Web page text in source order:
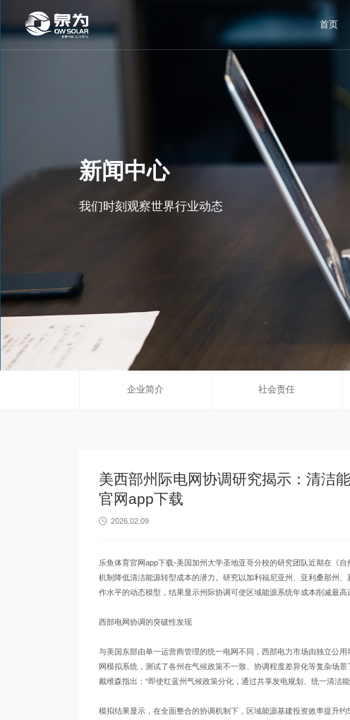
首页
新闻中心
我们时刻观察世界行业动态
企业简介 社会责任
美西部州际电网协调研究揭示：清洁
官网app下载
 2026.02.09
乐鱼体育官网app下载-美国加州大学圣地亚哥分校的研究团队近期在《
机制降低清洁能源转型成本的潜力。研究以加利福尼亚州、亚利桑那州
作水平的动态模型，结果显示州际协调可使区域能源系统年成本削减最高
西部电网协调的突破性发现
与美国东部由单一运营商管理的统一电网不同，西部电力市场由独立公
网模拟系统，测试了各州在气候政策不一致、协调程度差异化等复杂场
戴维森指出：“即使红蓝州气候政策分化，通过共享发电规划、统一清洁
模拟结果显示，在全面整合的协调机制下，区域能源基建投资效率提升